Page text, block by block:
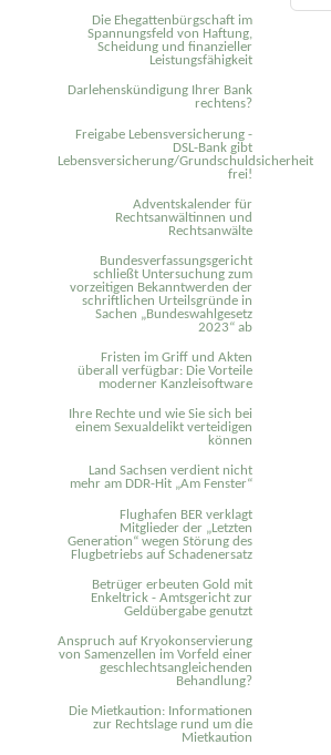
Die Ehegattenbürgschaft im
Spannungsfeld von Haftung,
Scheidung und finanzieller
Leistungsfähigkeit
Darlehenskündigung Ihrer Bank
rechtens?
Freigabe Lebensversicherung -
DSL-Bank gibt
Lebensversicherung/Grundschuldsicherheit
frei!
Adventskalender für
Rechtsanwältinnen und
Rechtsanwälte
Bundesverfassungsgericht
schließt Untersuchung zum
vorzeitigen Bekanntwerden der
schriftlichen Urteilsgründe in
Sachen „Bundeswahlgesetz
2023“ ab
Fristen im Griff und Akten
überall verfügbar: Die Vorteile
moderner Kanzleisoftware
Ihre Rechte und wie Sie sich bei
einem Sexual­delikt verteidigen
können
Land Sachsen verdient nicht
mehr am DDR-Hit „Am Fenster“
Flughafen BER verklagt
Mitglieder der „Letzten
Generation“ wegen Störung des
Flugbetriebs auf Schadenersatz
Betrüger erbeuten Gold mit
Enkeltrick - Amtsgericht zur
Geldübergabe genutzt
Anspruch auf Kryokonservierung
von Samenzellen im Vorfeld einer
geschlechtsangleichenden
Behandlung?
Die Mietkaution: Informationen
zur Rechtslage rund um die
Mietkaution